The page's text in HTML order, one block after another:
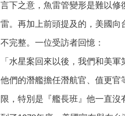
言下之意，魚雷管變形是難以
雷。再加上前頭提及的，美國
不完整。一位受訪者回憶：
「水星案回來以後，我們和美
他們的潛艦擔任潛航官、值更
限，特別是『艦長班』他一直沒